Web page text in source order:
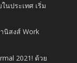
นประเทศ เริ่ม
นิสงส์ Work
2021! ด้วย